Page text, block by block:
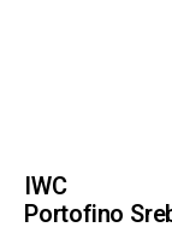
IWC
Portofino